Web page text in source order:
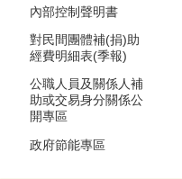
內部控制聲明書
對民間團體補(捐)助
經費明細表(季報)
公職人員及關係人補
助或交易身分關係公
開專區
政府節能專區